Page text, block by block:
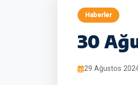
Haberler
30
29 Ağustos